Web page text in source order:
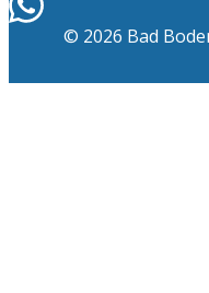
© 2026 Bad